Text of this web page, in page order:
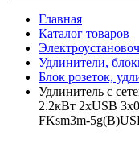
Главная
Каталог товаров
Удлинители,
Блок розеток,
Удлинитель с
2.2кВт 2хUSB
FKsm3m-